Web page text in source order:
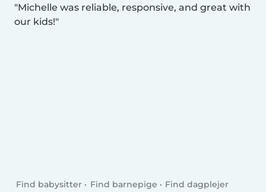
Michelle was reliable, responsive, and great with
our kids!
Find babysitter Find barnepige Find dagplejer